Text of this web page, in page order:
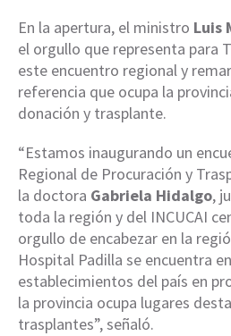
En la apertura, el ministro Luis
el orgullo que representa para
este encuentro regional y
referencia que ocupa la
donación y trasplante.
“Estamos inaugurando un
Regional de Procuración y
la doctora Gabriela Hidalgo,
toda la región y del INCUCAI
orgullo de encabezar en la
Hospital Padilla se encuentra
establecimientos del país en
la provincia ocupa lugares
trasplantes”, señaló.